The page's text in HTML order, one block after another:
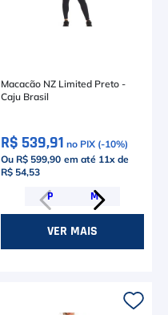
Macacão NZ Limited Preto -
Caju Brasil
R$ 539,91 no PIX (-10%)
Ou R$ 599,90 em até 11x de
R$ 54,53
P M
VER MAIS